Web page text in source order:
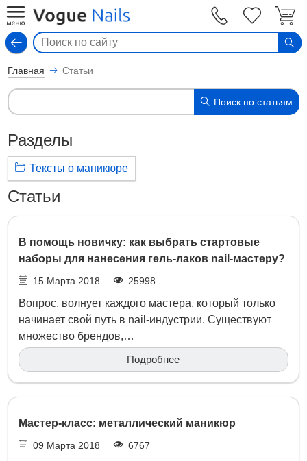
Главная Статьи
Поиск по статьям
Разделы
Тексты о маникюре
Статьи
В помощь новичку: как выбрать стартовые
наборы для нанесения гель-лаков nail-мастеру?
15 Марта 2018 25998
Вопрос, волнует каждого мастера, который только
начинает свой путь в nail-индустрии. Существуют
множество брендов,…
Подробнее
Мастер-класс: металлический маникюр
09 Марта 2018 6767